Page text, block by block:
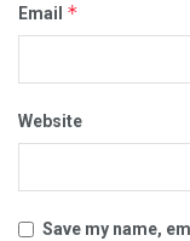
Email *
Website
Save my name,